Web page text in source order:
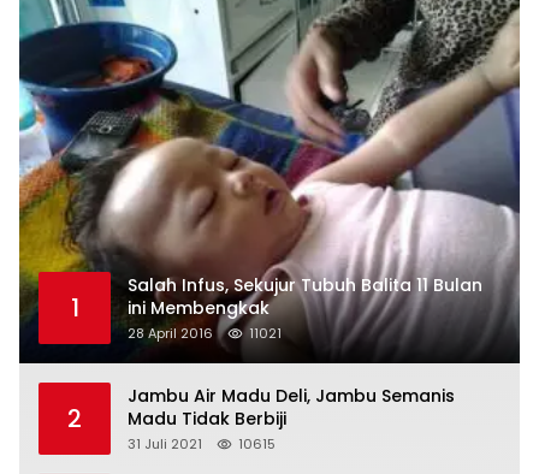
1
Salah Infus, Sekujur Tubuh Balita 11 Bulan
ini Membengkak
28 April 2016 11021
2
Jambu Air Madu Deli, Jambu Semanis
Madu Tidak Berbiji
31 Juli 2021 10615